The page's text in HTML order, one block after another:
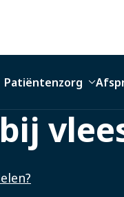
Patiëntenzorg